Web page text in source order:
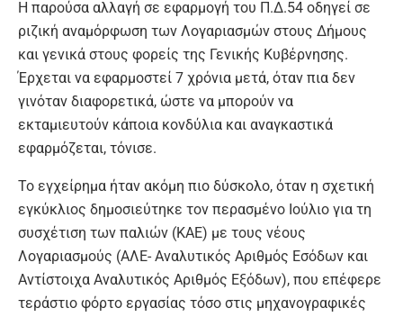
Η παρούσα αλλαγή σε εφαρμογή του Π.Δ.54 οδηγεί σε
ριζική αναμόρφωση των Λογαριασμών στους Δήμους
και γενικά στους φορείς της Γενικής Κυβέρνησης.
Έρχεται να εφαρμοστεί 7 χρόνια μετά, όταν πια δεν
γινόταν διαφορετικά, ώστε να μπορούν να
εκταμιευτούν κάποια κονδύλια και αναγκαστικά
εφαρμόζεται, τόνισε.
Το εγχείρημα ήταν ακόμη πιο δύσκολο, όταν η σχετική
εγκύκλιος δημοσιεύτηκε τον περασμένο Ιούλιο για τη
συσχέτιση των παλιών (ΚΑΕ) με τους νέους
Λογαριασμούς (ΑΛΕ- Αναλυτικός Αριθμός Εσόδων και
Αντίστοιχα Αναλυτικός Αριθμός Εξόδων), που επέφερε
τεράστιο φόρτο εργασίας τόσο στις μηχανογραφικές